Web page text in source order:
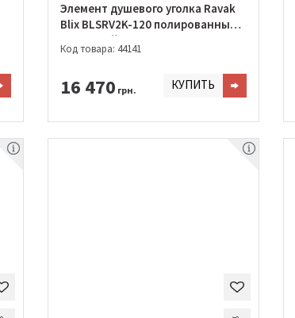
Элемент душевого уголка Ravak
Blix BLSRV2K-120 полированный
алюминий+transparent
Код товара: 44141
16 470 грн. КУПИТЬ